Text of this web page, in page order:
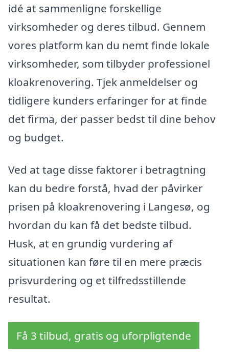
idé at sammenligne forskellige
virksomheder og deres tilbud. Gennem
vores platform kan du nemt finde lokale
virksomheder, som tilbyder professionel
kloakrenovering. Tjek anmeldelser og
tidligere kunders erfaringer for at finde
det firma, der passer bedst til dine behov
og budget.
Ved at tage disse faktorer i betragtning
kan du bedre forstå, hvad der påvirker
prisen på kloakrenovering i Langesø, og
hvordan du kan få det bedste tilbud.
Husk, at en grundig vurdering af
situationen kan føre til en mere præcis
prisvurdering og et tilfredsstillende
resultat.
Få 3 tilbud, gratis og uforpligtende